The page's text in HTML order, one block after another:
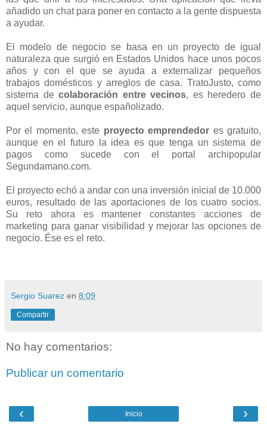
añadido un chat para poner en contacto a la gente dispuesta
a ayudar.
El modelo de negocio se basa en un proyecto de igual
naturaleza que surgió en Estados Unidos hace unos pocos
años y con el que se ayuda a externalizar pequeños
trabajos domésticos y arreglos de casa. TratoJusto, como
sistema decolaboración entre vecinos, es heredero de
aquel servicio, aunque españolizado.
Por el momento, este proyecto emprendedor es gratuito,
aunque en el futuro la idea es que tenga un sistema de
pagos como sucede con el portal archipopular
Segundamano.com.
El proyecto echó a andar con una inversión inicial de 10.000
euros, resultado de las aportaciones de los cuatro socios.
Su reto ahora es mantener constantes acciones de
marketing para ganar visibilidad y mejorar las opciones de
negocio. Ése es el reto.
Sergio Suarez en 8:09
Compartir
No hay comentarios:
Publicar un comentario
‹ ›
Inicio